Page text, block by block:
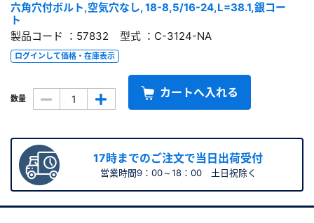
六角穴付ボルト,空気穴なし, 18-8,5/16-24,L=38.1,銀コー
ト
製品コード ：57832 型式 ：C-3124-NA
ログインして価格・在庫表示
数量 カートへ入れる
17時までのご注文で当日出荷受付
営業時間9：00～18：00 土日祝除く